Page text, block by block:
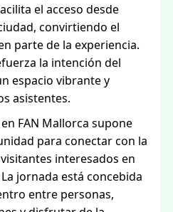
el acceso desde
convirtiendo el
parte de la experiencia.
la intención del
espacio vibrante y
asistentes.
en FAN Mallorca supone
para conectar con la
interesados en
jornada está concebida
entre personas,